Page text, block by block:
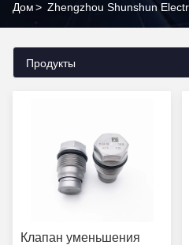
Дом>
Продукты
Клапан уменьшения